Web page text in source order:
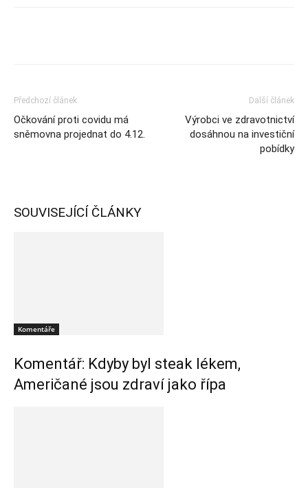
Předchozí článek
Očkování proti covidu má
sněmovna projednat do 4.12.
Další článek
Výrobci ve zdravotnictví
dosáhnou na investiční
pobídky
SOUVISEJÍCÍ ČLÁNKY
Komentáře
Komentář: Kdyby byl steak lékem,
Američané jsou zdraví jako řípa